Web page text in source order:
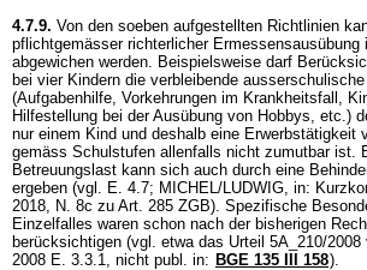
4.7.9. Von den soeben aufgestellten Richtlinien
pflichtgemässer richterlicher Ermessensausübung
abgewichen werden. Beispielsweise darf
bei vier Kindern die verbleibende
(Aufgabenhilfe, Vorkehrungen im Krankheitsfall,
Hilfestellung bei der Ausübung von Hobbys, etc.)
nur einem Kind und deshalb eine Erwerbstätigkeit
gemäss Schulstufen allenfalls nicht zumutbar ist.
Betreuungslast kann sich auch durch eine
ergeben (vgl. E. 4.7; MICHEL/LUDWIG, in:
2018, N. 8c zu Art. 285 ZGB). Spezifische
Einzelfalles waren schon nach der bisherigen
berücksichtigen (vgl. etwa das Urteil 5A_210/
2008 E. 3.3.1, nicht publ. in: BGE 135 III 158).